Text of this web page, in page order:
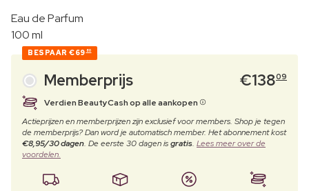
Eau de Parfum
100 ml
BESPAAR €69 80
Memberprijs €13809
Verdien BeautyCash op alle aankopen
Actieprijzen en memberprijzen zijn exclusief voor members. Shop je tegen
de memberprijs? Dan word je automatisch member. Het abonnement kost
€8,95/30 dagen. De eerste 30 dagen isgratis. Lees meer over de
voordelen.